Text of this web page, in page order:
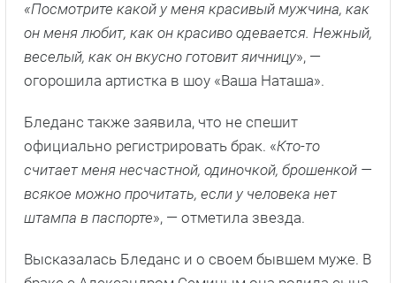
«Посмотрите какой у меня красивый мужчина, как
он меня любит, как он красиво одевается. Нежный,
веселый, как он вкусно готовит яичницу», —
огорошила артистка в шоу «Ваша Наташа».
Бледанс также заявила, что не спешит
официально регистрировать брак. «Кто-то
считает меня несчастной, одиночкой, брошенкой —
всякое можно прочитать, если у человека нет
штампа в паспорте», — отметила звезда.
Высказалась Бледанс и о своем бывшем муже. В